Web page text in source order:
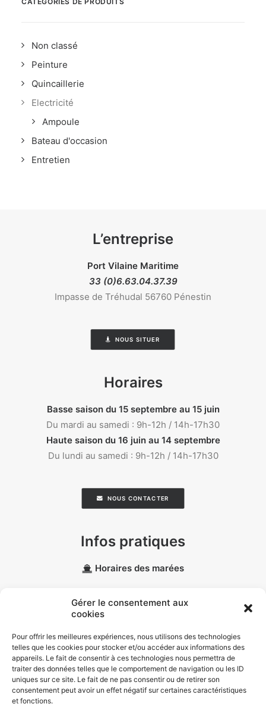
Gérer le consentement aux
cookies
Pour offrir les meilleures expériences, nous utilisons des technologies
telles que les cookies pour stocker et/ou accéder aux informations des
appareils. Le fait de consentir à ces technologies nous permettra de
traiter des données telles que le comportement de navigation ou les ID
uniques sur ce site. Le fait de ne pas consentir ou de retirer son
consentement peut avoir un effet négatif sur certaines caractéristiques
et fonctions.
Non classé
Peinture
Quincaillerie
Electricité
Ampoule
Bateau d'occasion
Entretien
L’entreprise
Port Vilaine Maritime
33 (0)6.63.04.37.39
Impasse de Tréhudal 56760 Pénestin
NOUS SITUER
Horaires
Basse saison du 15 septembre au 15 juin
Du mardi au samedi : 9h-12h / 14h-17h30
Haute saison du 16 juin au 14 septembre
Du lundi au samedi : 9h-12h / 14h-17h30
NOUS CONTACTER
Infos pratiques
Horaires des marées
Données personnelles
Politique de confidentialité
Politique de cookies (EU)